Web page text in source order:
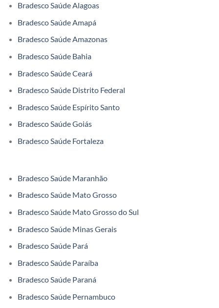
Bradesco Saúde Alagoas
Bradesco Saúde Amapá
Bradesco Saúde Amazonas
Bradesco Saúde Bahia
Bradesco Saúde Ceará
Bradesco Saúde Distrito Federal
Bradesco Saúde Espírito Santo
Bradesco Saúde Goiás
Bradesco Saúde Fortaleza
Bradesco Saúde Maranhão
Bradesco Saúde Mato Grosso
Bradesco Saúde Mato Grosso do Sul
Bradesco Saúde Minas Gerais
Bradesco Saúde Pará
Bradesco Saúde Paraíba
Bradesco Saúde Paraná
Bradesco Saúde Pernambuco